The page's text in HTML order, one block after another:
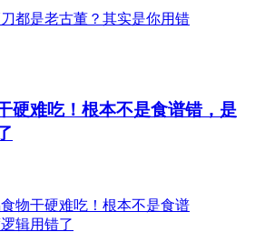
硬难吃！根本不是食谱错，是